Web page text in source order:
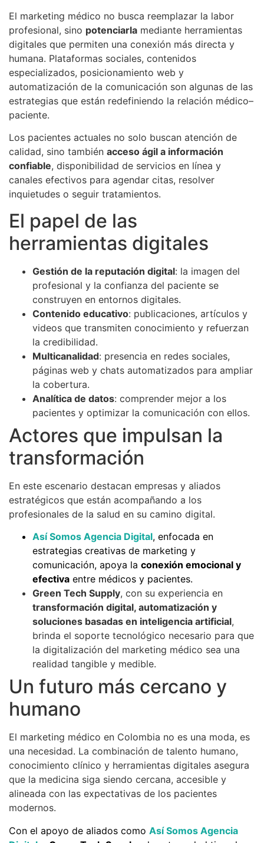
El marketing médico no busca reemplazar la labor
profesional, sino potenciarla mediante herramientas
digitales que permiten una conexión más directa y
humana. Plataformas sociales, contenidos
especializados, posicionamiento web y
automatización de la comunicación son algunas de las
estrategias que están redefiniendo la relación médico–
paciente.
Los pacientes actuales no solo buscan atención de
calidad, sino también acceso ágil a información
confiable, disponibilidad de servicios en línea y
canales efectivos para agendar citas, resolver
inquietudes o seguir tratamientos.
El papel de las
herramientas digitales
Gestión de la reputación digital: la imagen del
profesional y la confianza del paciente se
construyen en entornos digitales.
Contenido educativo: publicaciones, artículos y
videos que transmiten conocimiento y refuerzan
la credibilidad.
Multicanalidad: presencia en redes sociales,
páginas web y chats automatizados para ampliar
la cobertura.
Analítica de datos: comprender mejor a los
pacientes y optimizar la comunicación con ellos.
Actores que impulsan la
transformación
En este escenario destacan empresas y aliados
estratégicos que están acompañando a los
profesionales de la salud en su camino digital.
Así Somos Agencia Digital, enfocada en
estrategias creativas de marketing y
comunicación, apoya la conexión emocional y
efectiva entre médicos y pacientes.
Green Tech Supply, con su experiencia en
transformación digital, automatización y
soluciones basadas en inteligencia artificial,
brinda el soporte tecnológico necesario para que
la digitalización del marketing médico sea una
realidad tangible y medible.
Un futuro más cercano y
humano
El marketing médico en Colombia no es una moda, es
una necesidad. La combinación de talento humano,
conocimiento clínico y herramientas digitales asegura
que la medicina siga siendo cercana, accesible y
alineada con las expectativas de los pacientes
modernos.
Con el apoyo de aliados como Así Somos Agencia